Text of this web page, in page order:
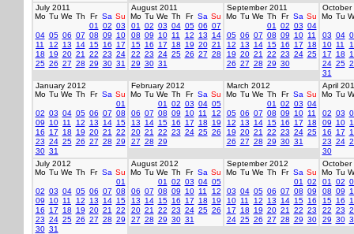
July 2011
Mo Tu We Th Fr Sa Su
01
02 03
04 05 06 07 08 09
10
11
12 13 14 15 16
17
18
19 20 21 22 23 24
25 26 27 28 29 30 31
August 2011
Mo Tu We Th Fr Sa Su
01
02 03 04 05 06 07
08 09 10 11 12 13
14
15 16 17 18 19 20 21
22 23 24 25 26 27 28
29 30 31
September 2011
Mo Tu We Th Fr Sa Su
01
02 03 04
05 06 07 08 09 10 11
12
13 14 15 16 17
18
19 20 21 22 23 24 25
26 27 28 29 30
October
Mo Tu
03 04
10 11
17
18
24 25
31
January 2012
Mo Tu We Th Fr Sa Su
01
02 03 04 05 06 07 08
09
10 11 12 13 14 15
16
17 18 19 20 21
22
23 24 25 26 27 28 29
30 31
February 2012
Mo Tu We Th Fr Sa Su
01
02 03 04 05
06 07 08 09 10 11
12
13
14 15 16 17 18
19
20 21 22 23 24 25 26
27 28 29
March 2012
Mo Tu We Th Fr Sa Su
01
02 03 04
05 06 07 08 09 10 11
12
13 14 15 16 17
18
19 20 21 22 23 24 25
26 27 28 29 30 31
April
Mo Tu
02 03
09
10
16
17
23 24
30
July 2012
Mo Tu We Th Fr Sa Su
01
02 03 04 05 06 07 08
09
10 11 12 13 14 15
16
17 18 19 20 21
22
23 24 25 26 27 28 29
30 31
August 2012
Mo Tu We Th Fr Sa Su
01
02 03 04 05
06 07 08 09 10 11
12
13
14 15 16 17 18
19
20 21 22 23 24 25 26
27 28 29 30 31
September 2012
Mo Tu We Th Fr Sa Su
01
02
03 04 05 06 07 08 09
10 11 12 13 14 15 16
17
18 19 20 21 22 23
24 25 26 27 28 29 30
October
Mo Tu
01
02
08 09
15 16
22 23
29 30